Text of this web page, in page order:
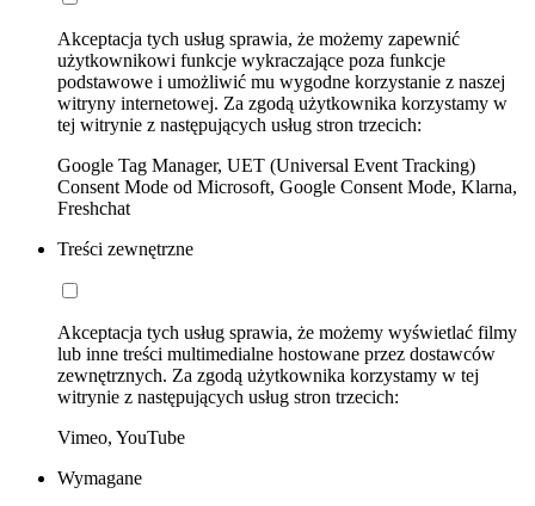
Akceptacja tych usług sprawia, że możemy zapewnić
użytkownikowi funkcje wykraczające poza funkcje
podstawowe i umożliwić mu wygodne korzystanie z naszej
witryny internetowej. Za zgodą użytkownika korzystamy w
tej witrynie z następujących usług stron trzecich:
Google Tag Manager, UET (Universal Event Tracking)
Consent Mode od Microsoft, Google Consent Mode, Klarna,
Freshchat
Treści zewnętrzne
Akceptacja tych usług sprawia, że możemy wyświetlać filmy
lub inne treści multimedialne hostowane przez dostawców
zewnętrznych. Za zgodą użytkownika korzystamy w tej
witrynie z następujących usług stron trzecich:
Vimeo, YouTube
Wymagane